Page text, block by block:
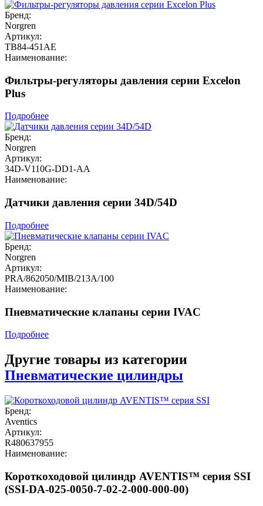
Бренд:
Norgren
Артикул:
TB84-451AE
Наименование:
Фильтры-регуляторы давления серии Excelon
Plus
Подробнее
Бренд:
Norgren
Артикул:
34D-V110G-DD1-AA
Наименование:
Датчики давления серии 34D/54D
Подробнее
Бренд:
Norgren
Артикул:
PRA/862050/MIB/213A/100
Наименование:
Пневматические клапаны серии IVAC
Подробнее
Другие товары из категории
Пневматические цилиндры
Бренд:
Aventics
Артикул:
R480637955
Наименование:
Короткоходовой цилиндр AVENTIS™ серия SSI
(SSI-DA-025-0050-7-02-2-000-000-00)